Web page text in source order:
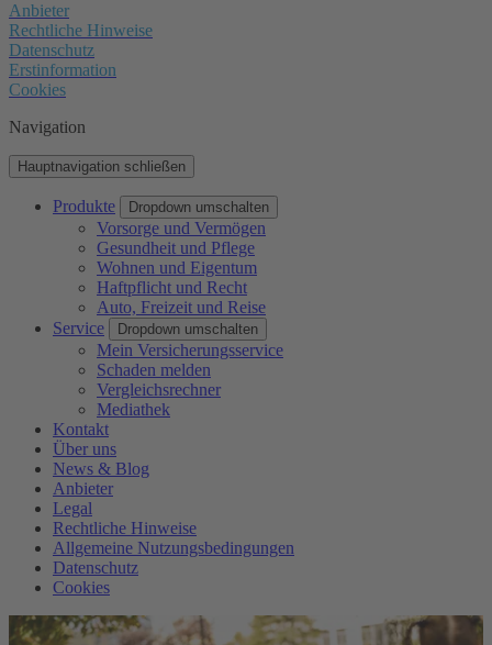
Anbieter
Rechtliche Hinweise
Datenschutz
Erstinformation
Cookies
Navigation
Hauptnavigation schließen
Produkte Dropdown umschalten
Vorsorge und Vermögen
Gesundheit und Pflege
Wohnen und Eigentum
Haftpflicht und Recht
Auto, Freizeit und Reise
Service
Dropdown umschalten
Mein Versicherungsservice
Schaden melden
Vergleichsrechner
Mediathek
Kontakt
Über uns
News & Blog
Anbieter
Legal
Rechtliche Hinweise
Allgemeine Nutzungsbedingungen
Datenschutz
Cookies